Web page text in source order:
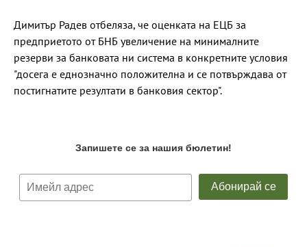
Димитър Радев отбеляза, че оценката на ЕЦБ за
предприетото от БНБ увеличение на минималните
резерви за банковата ни система в конкретните условия
"досега е еднозначно положителна и се потвърждава от
постигнатите резултати в банковия сектор".